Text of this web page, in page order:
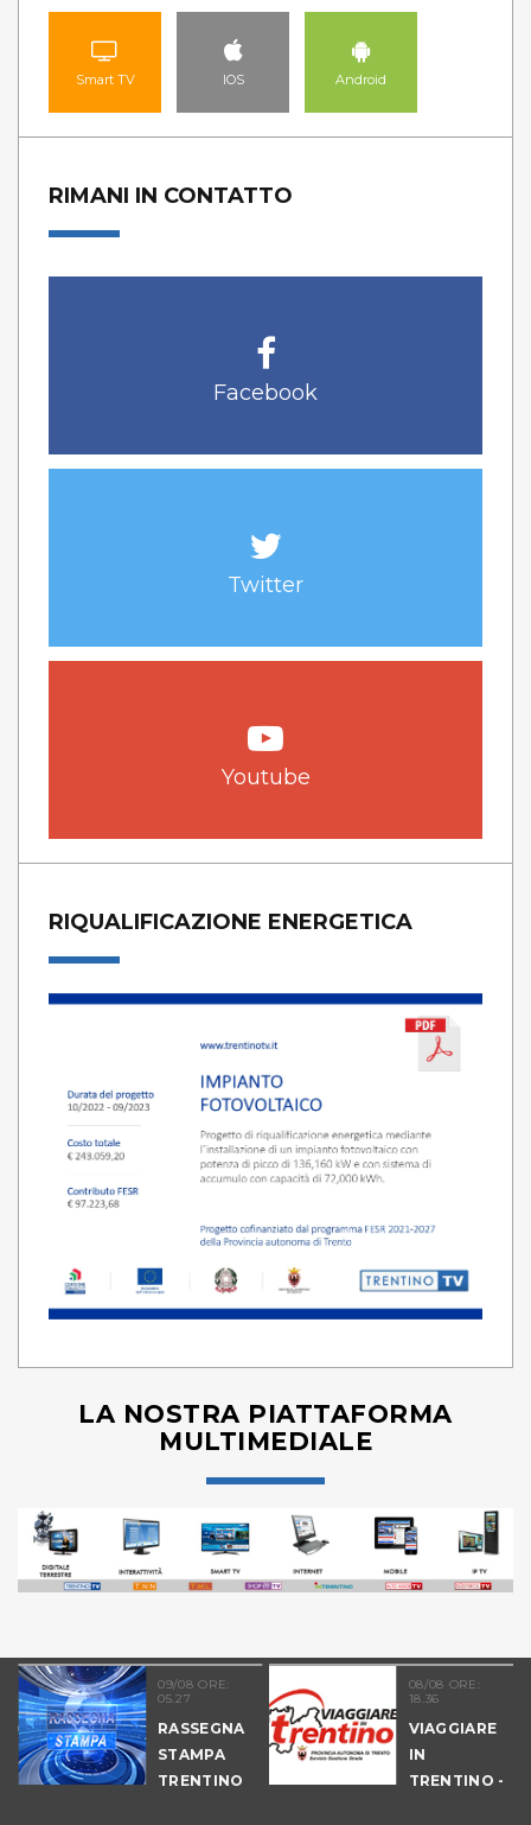
Smart TV IOS Android
RIMANI IN CONTATTO
Facebook
Twitter
Youtube
RIQUALIFICAZIONE ENERGETICA
LA NOSTRA PIATTAFORMA
MULTIMEDIALE
09/08 ORE:
05.27
RASSEGNA
STAMPA
TRENTINO
08/08 ORE:
18.36
VIAGGIARE
IN
TRENTINO -